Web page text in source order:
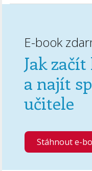
E-book
Jak
a najít
učitele
Stáhnout e-